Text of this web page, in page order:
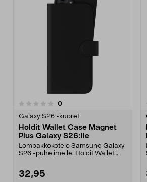
0arvostelut
Galaxy S26 -kuoret
Holdit Wallet Case Magnet
Plus Galaxy S26:lle
Lompakkokotelo Samsung Galaxy
S26 -puhelimelle. Holdit Wallet
32,95
0.0 viidestä